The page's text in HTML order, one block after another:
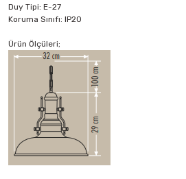
Duy Tipi: E-27
Koruma Sınıfı: IP20
Ürün Ölçüleri;